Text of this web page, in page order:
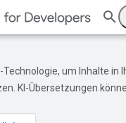
Technologie, um Inhalte in
KI-Übersetzungen